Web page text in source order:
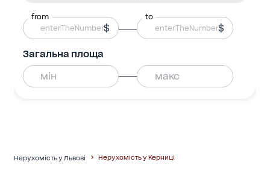
from
$
to
$
Загальна площа
Нерухомість у Львові Нерухомість у Керниці